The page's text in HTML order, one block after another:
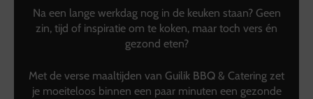
Na een lange werkdag nog in de keuken staan? Geen
zin, tijd of inspiratie om te koken, maar toch vers én
gezond eten?
Met de verse maaltijden van Guilik BBQ & Catering zet
je moeiteloos binnen een paar minuten een gezonde